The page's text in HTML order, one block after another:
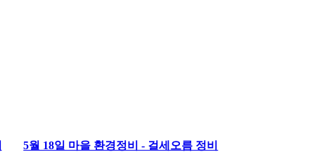
5월 18일 마을 환경정비 - 걸세오름 정비